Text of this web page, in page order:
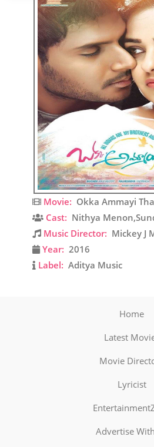
Movie: Okka Ammayi
Cast: Nithya
Music Director: Mickey J
Year: 2016
Label: Aditya Music
Home
Latest
Movie
Lyricist
Advertise